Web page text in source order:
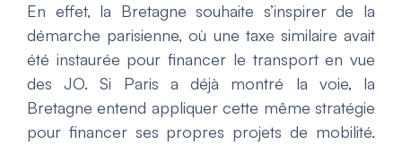
En effet, la Bretagne souhaite s’inspirer de la
démarche parisienne, où une taxe similaire avait
été instaurée pour financer le transport en vue
des JO. Si Paris a déjà montré la voie, la
Bretagne entend appliquer cette même stratégie
pour financer ses propres projets de mobilité.